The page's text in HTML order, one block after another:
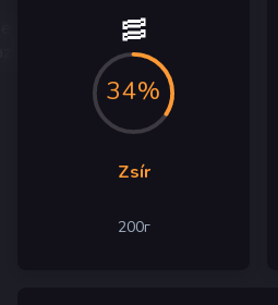
🥓
34%
Zsír
200г